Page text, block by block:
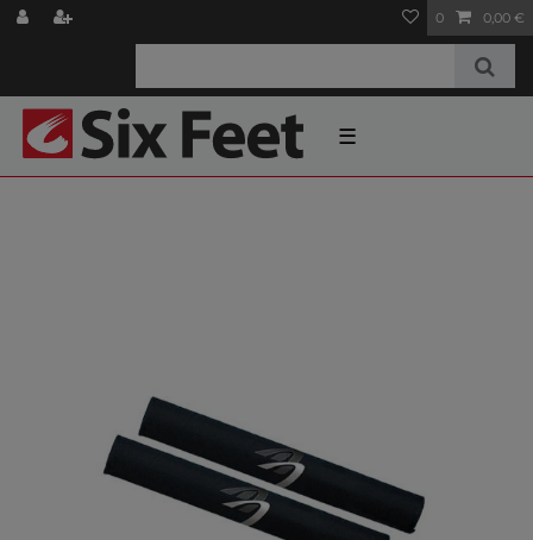
0 0,00 €
☰